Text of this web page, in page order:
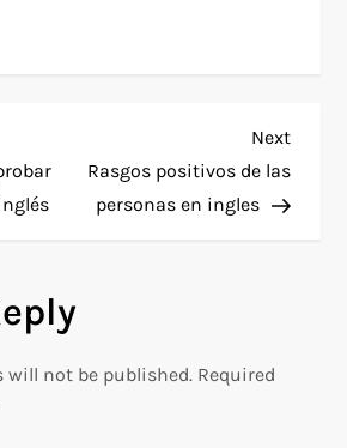
Next
Post
Next
Rasgos positivos de las
personas en ingles
will not be published. Required